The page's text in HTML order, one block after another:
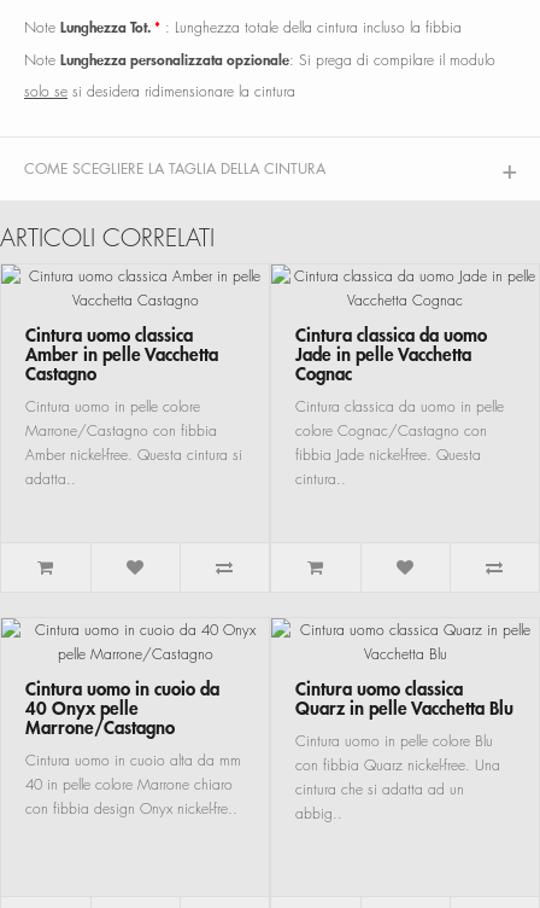
Note Lunghezza Tot.* : Lunghezza totale della cintura incluso la fibbia
Note Lunghezza personalizzata opzionale: Si prega di compilare il modulo
solo se si desidera ridimensionare la cintura
COME SCEGLIERE LA TAGLIA DELLA CINTURA
ARTICOLI CORRELATI
Cintura uomo classica
Amber in pelle Vacchetta
Castagno
Cintura uomo in pelle colore
Marrone/Castagno con fibbia
Amber nickel-free. Questa cintura si
adatta..
Cintura classica da uomo
Jade in pelle Vacchetta
Cognac
Cintura classica da uomo in pelle
colore Cognac/Castagno con
fibbia Jade nickel-free. Questa
cintura..
Cintura uomo in cuoio da
40 Onyx pelle
Marrone/Castagno
Cintura uomo in cuoio alta da mm
40 in pelle colore Marrone chiaro
con fibbia design Onyx nickel-fre..
Cintura uomo classica
Quarz in pelle Vacchetta Blu
Cintura uomo in pelle colore Blu
con fibbia Quarz nickel-free. Una
cintura che si adatta ad un
abbig..